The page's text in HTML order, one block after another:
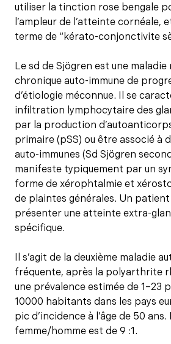
utiliser la tinction rose bengale
l’ampleur de l’atteinte cornéale,
terme de “kérato-conjonctivite
Le sd de Sjögren est une
chronique auto-immune de
d’étiologie méconnue. Il se
infiltration lymphocytaire des
par la production
primaire (pSS) ou être associé à
auto-immunes (Sd Sjögren
manifeste typiquement par un
forme de xérophtalmie et
de plaintes générales. Un
présenter une atteinte extra-
spécifique.
Il s’agit de la deuxième maladie
fréquente, après la polyarthrite
une prévalence estimée de 1–23
10000 habitants dans les pays
pic d’incidence à l’âge de 50
femme/homme est de 9 :1.